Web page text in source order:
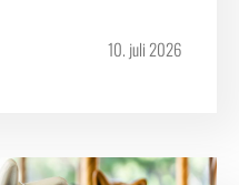
10. juli 2026